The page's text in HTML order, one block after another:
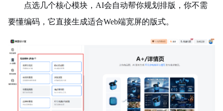
点选几个核心模块，AI会自动帮你规划排版，你不需
要懂编码，它直接生成适合Web端宽屏的版式。